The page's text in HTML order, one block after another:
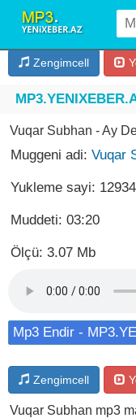
Zengimcell
Vuqar Subhan - Ay
Muggeni adi: Vuqar
Yukleme sayi:
Muddeti: 03:20
Ölçü: 3.07 Mb
Mp3 Endir -
Zengimcell
Vuqar Subhan mp3